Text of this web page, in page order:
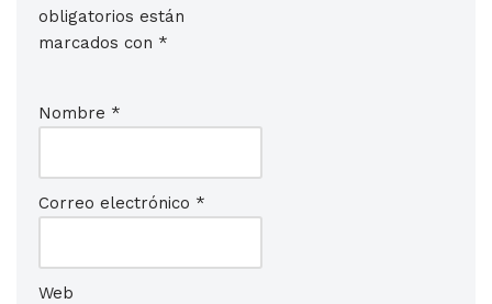
obligatorios están
marcados con *
Nombre *
Correo electrónico *
Web